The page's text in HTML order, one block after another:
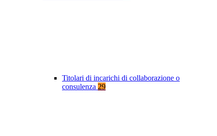
Titolari di incarichi di collaborazione o
consulenza 29